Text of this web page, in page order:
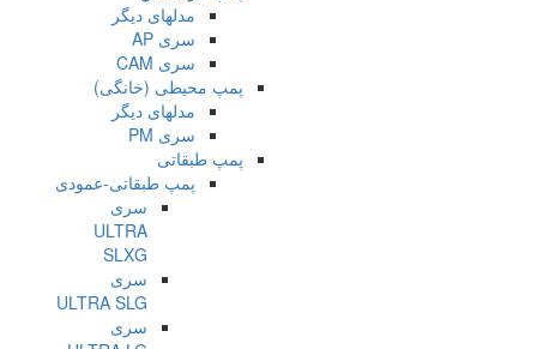
مدلهای دیگر
سری AP
سری CAM
پمپ محیطی (خانگی)
مدلهای دیگر
سری PM
پمپ طبقاتی
پمپ طبقاتی-عمودی
سری
ULTRA
SLXG
سری
ULTRA SLG
سری